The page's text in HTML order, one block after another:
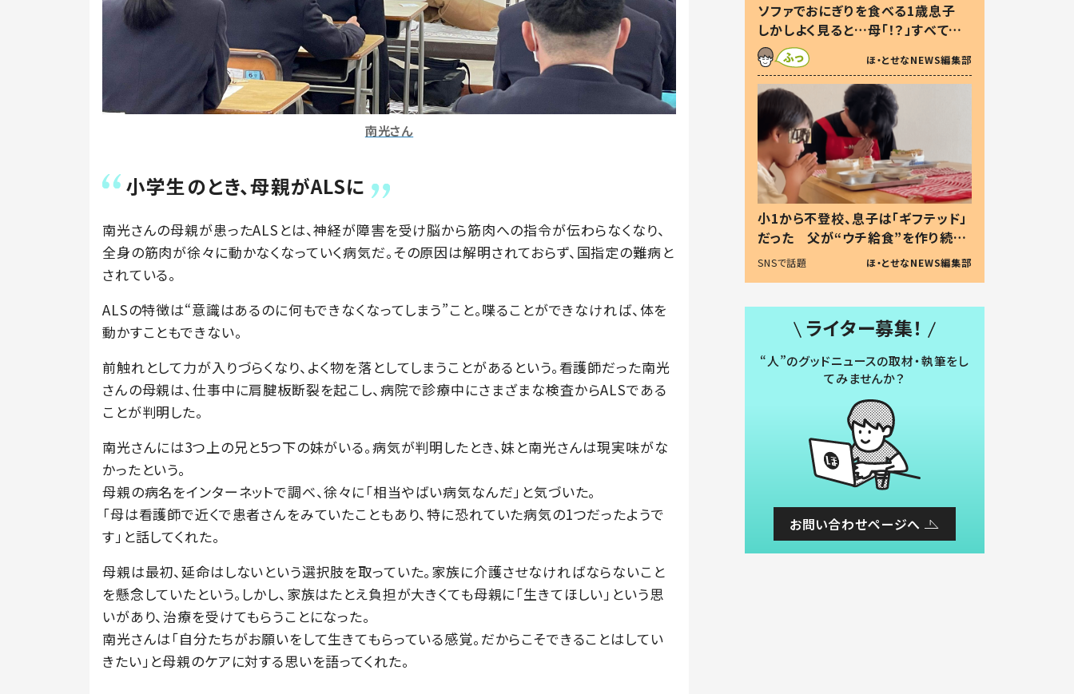
南光さん
小学生のとき、母親がALSに
南光さんの母親が患ったALSとは、神経が障害を受け脳から筋肉への指令が伝わらなくなり、
全身の筋肉が徐々に動かなくなっていく病気だ。その原因は解明されておらず、国指定の難病と
されている。
ALSの特徴は“意識はあるのに何もできなくなってしまう”こと。喋ることができなければ、体を
動かすこともできない。
前触れとして力が入りづらくなり、よく物を落としてしまうことがあるという。看護師だった南光
さんの母親は、仕事中に肩腱板断裂を起こし、病院で診療中にさまざまな検査からALSである
ことが判明した。
南光さんには3つ上の兄と5つ下の妹がいる。病気が判明したとき、妹と南光さんは現実味がな
かったという。
母親の病名をインターネットで調べ、徐々に「相当やばい病気なんだ」と気づいた。
「母は看護師で近くで患者さんをみていたこともあり、特に恐れていた病気の1つだったようで
す」と話してくれた。
母親は最初、延命はしないという選択肢を取っていた。家族に介護させなければならないこと
を懸念していたという。しかし、家族はたとえ負担が大きくても母親に「生きてほしい」という思
いがあり、治療を受けてもらうことになった。
南光さんは「自分たちがお願いをして生きてもらっている感覚。だからこそできることはしてい
きたい」と母親のケアに対する思いを語ってくれた。
ソファでおにぎりを食べる1歳息子
しかしよく見ると…母「！？」すべてを
察した母の投稿に「可愛いから許
す！」「現行犯〜」
ほ・とせなNEWS編集部
小1から不登校、息子は「ギフテッド」
だった 父が“ウチ給食”を作り続け
る理由とは #令和の親 #令和の子
SNSで話題 ほ・とせなNEWS編集部
ライター募集！
“人”のグッドニュースの取材・執筆をし
てみませんか？
お問い合わせページへ